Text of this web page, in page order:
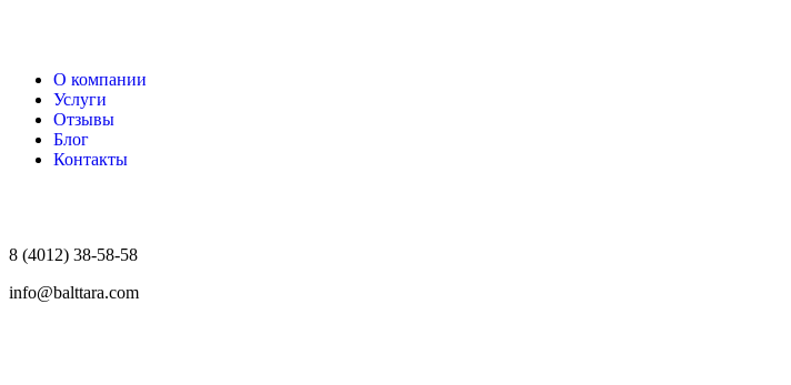
О компании
Услуги
Отзывы
Блог
Контакты
8 (4012) 38-58-58
info@balttara.com